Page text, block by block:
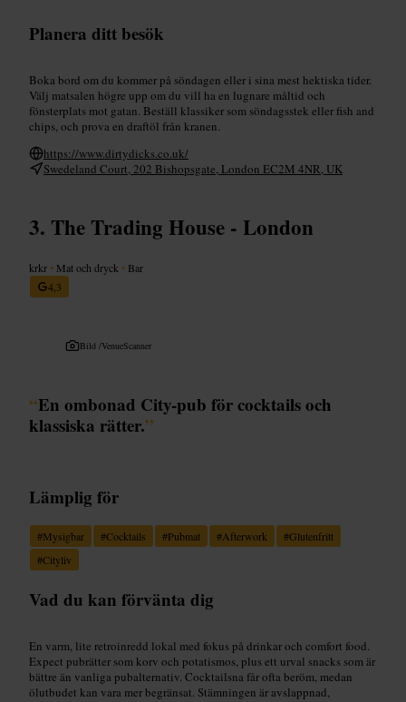
Planera ditt besök
Boka bord om du kommer på söndagen eller i sina mest hektiska tider.
Välj matsalen högre upp om du vill ha en lugnare måltid och
fönsterplats mot gatan. Beställ klassiker som söndagsstek eller fish and
chips, och prova en draftöl från kranen.
https://www.dirtydicks.co.uk/
Swedeland Court, 202 Bishopsgate, London EC2M 4NR, UK
The Trading House - London
krkr • Mat och dryck • Bar
4,3
Bild /VenueScanner
“En ombonad City-pub för cocktails och
klassiska rätter.”
Lämplig för
#Mysigbar #Cocktails #Pubmat #Afterwork #Glutenfritt
#Cityliv
Vad du kan förvänta dig
En varm, lite retroinredd lokal med fokus på drinkar och comfort food.
Expect pubrätter som korv och potatismos, plus ett urval snacks som är
bättre än vanliga pubalternativ. Cocktailsna får ofta beröm, medan
ölutbudet kan vara mer begränsat. Stämningen är avslappnad,